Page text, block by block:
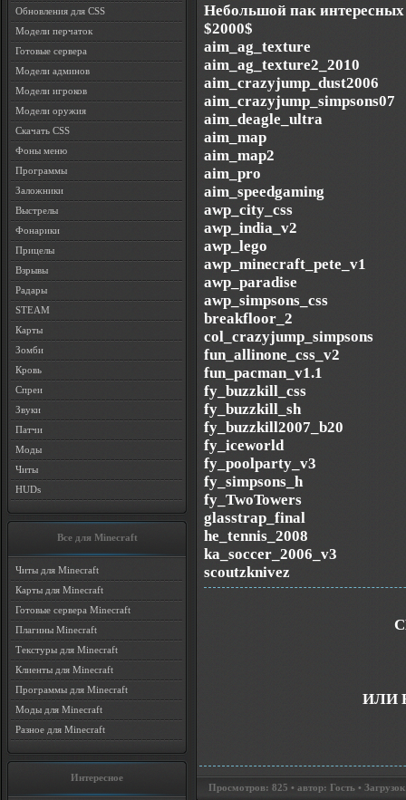
Обновления для CSS
Модели перчаток
Готовые сервера
Модели админов
Модели игроков
Модели оружия
Скачать CSS
Фоны меню
Программы
Заложники
Выстрелы
Фонарики
Прицелы
Взрывы
Радары
STEAM
Карты
Зомби
Кровь
Спреи
Звуки
Патчи
Моды
Читы
HUDs
Все для Minecraft
Читы для Minecraft
Карты для Minecraft
Готовые сервера Minecraft
Плагины Minecraft
Текстуры для Minecraft
Клиенты для Minecraft
Программы для Minecraft
Моды для Minecraft
Разное для Minecraft
Интересное
Небольшой пак
$2000$
aim_ag_texture
aim_ag_texture2_2010
aim_crazyjump_dust2006
aim_crazyjump_simpsons07
aim_deagle_ultra
aim_map
aim_map2
aim_pro
aim_speedgaming
awp_city_css
awp_india_v2
awp_lego
awp_minecraft_pete_v1
awp_paradise
awp_simpsons_css
breakfloor_2
col_crazyjump_simpsons
fun_allinone_css_v2
fun_pacman_v1.1
fy_buzzkill_css
fy_buzzkill_sh
fy_buzzkill2007_b20
fy_iceworld
fy_poolparty_v3
fy_simpsons_h
fy_TwoTowers
glasstrap_final
he_tennis_2008
ka_soccer_2006_v3
scoutzknivez
ИЛИ
Просмотров: 825 • автор: Гость •